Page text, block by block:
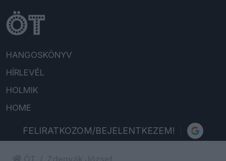
HANGOSKÖNYV
HÍRLEVÉL
HOLMIK
HOME
FELIRATKOZOM/BEJELENTKEZEM!